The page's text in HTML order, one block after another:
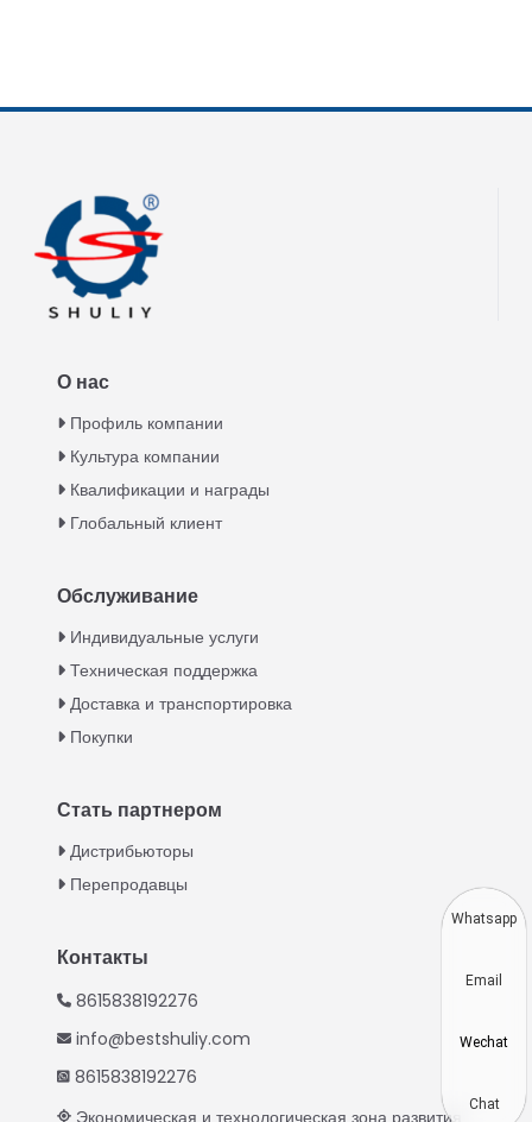
О нас
Профиль компании
Культура компании
Квалификации и награды
Глобальный клиент
Обслуживание
Индивидуальные услуги
Техническая поддержка
Доставка и транспортировка
Покупки
Стать партнером
Дистрибьюторы
Перепродавцы
Контакты
8615838192276
info@bestshuliy.com
8615838192276
Chinese
Swahili
Urdu
Greek
Italian
Whatsapp
Email
Wechat
Chat